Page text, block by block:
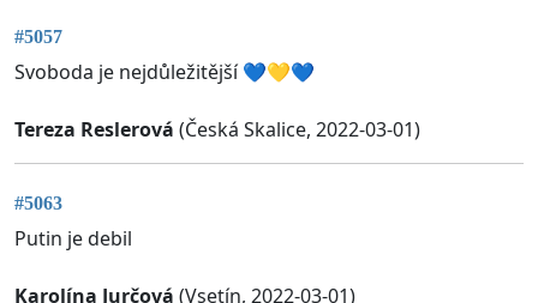
#5057
Svoboda je nejdůležitější 💙💛💙
Tereza Reslerová (Česká Skalice, 2022-03-01)
#5063
Putin je debil
Karolína Jurčová (Vsetín, 2022-03-01)